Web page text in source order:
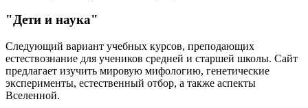
"Дети и наука"
Следующий вариант учебных курсов, преподающих
естествознание для учеников средней и старшей школы. Сайт
предлагает изучить мировую мифологию, генетические
эксперименты, естественный отбор, а также аспекты
Вселенной.